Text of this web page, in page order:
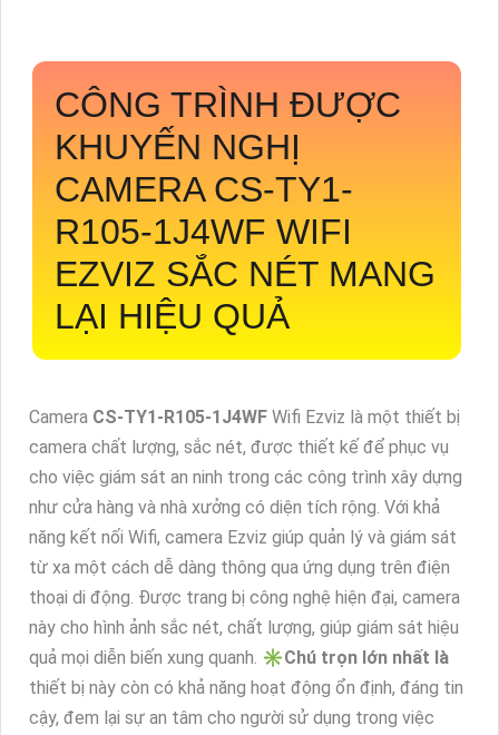
CÔNG TRÌNH ĐƯỢC
KHUYẾN NGHỊ
CAMERA CS-TY1-
R105-1J4WF WIFI
EZVIZ SẮC NÉT MANG
LẠI HIỆU QUẢ
Camera CS-TY1-R105-1J4WF Wifi Ezviz là một thiết bị
camera chất lượng, sắc nét, được thiết kế để phục vụ
cho việc giám sát an ninh trong các công trình xây dựng
như cửa hàng và nhà xưởng có diện tích rộng. Với khả
năng kết nối Wifi, camera Ezviz giúp quản lý và giám sát
từ xa một cách dễ dàng thông qua ứng dụng trên điện
thoại di động. Được trang bị công nghệ hiện đại, camera
này cho hình ảnh sắc nét, chất lượng, giúp giám sát hiệu
quả mọi diễn biến xung quanh. ✳️Chú trọn lớn nhất là
thiết bị này còn có khả năng hoạt động ổn định, đáng tin
cậy, đem lại sự an tâm cho người sử dụng trong việc